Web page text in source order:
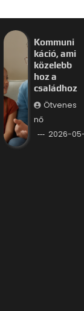
Kommuni
káció, ami
közelebb
hoz a
családhoz
Ötvenes
nő
2026-